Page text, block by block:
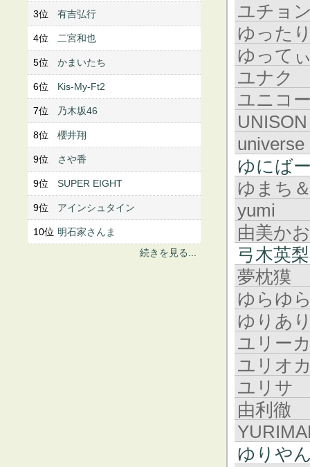
3位 有吉弘行
4位 二宮和也
5位 かまいたち
6位 Kis-My-Ft2
7位 乃木坂46
8位 櫻井翔
9位 さや香
9位 SUPER EIGHT
9位 アインシュタイン
10位 明石家さんま
続きを見る...
ユチョ
ゆった
ゆって
ユナク
ユニコ
universe
ゆにば
ゆまち
yumi
由美か
弓木英
夢枕獏
ゆらゆ
ゆりあ
ユリー
ユリオ
ユリサ
由利徹
ゆりや